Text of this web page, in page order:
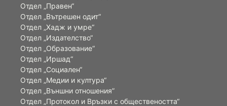
Отдел „Правен“
Отдел „Вътрешен одит“
Отдел „Хадж и умре“
Отдел „Издателство“
Отдел „Образование“
Отдел „Иршад“
Отдел „Социален“
Отдел „Медии и култура“
Отдел „Външни отношения”
Oтдел „Протокол и Връзки с обществеността“